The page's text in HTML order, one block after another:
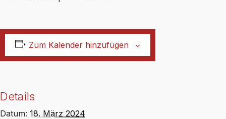
Zum Kalender hinzufügen
Details
Datum: 18. März 2024